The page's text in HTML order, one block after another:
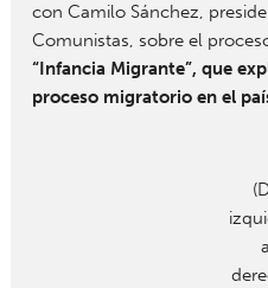
con Camilo Sánchez,
Comunistas, sobre el
“Infancia Migrante”, que
proceso migratorio en el
a